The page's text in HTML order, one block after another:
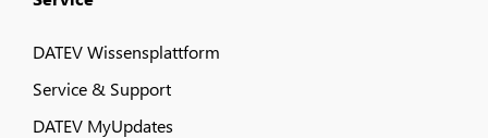
DATEV Wissensplattform
Service & Support
DATEV MyUpdates